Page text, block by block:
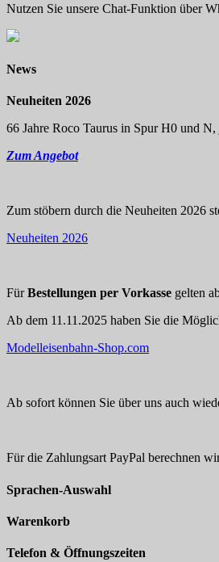
Nutzen Sie unsere Chat-Funktion über
News
Neuheiten 2026
66 Jahre Roco Taurus in Spur H0 und
Zum Angebot
Zum stöbern durch die Neuheiten 2026
Neuheiten 2026
FürBestellungen per Vorkasse gelten
Ab dem 11.11.2025 haben Sie die
Modelleisenbahn-Shop.com
Ab sofort können Sie über uns auch
Für die Zahlungsart PayPal berechnen
Sprachen-Auswahl
Warenkorb
Telefon & Öffnungszeiten